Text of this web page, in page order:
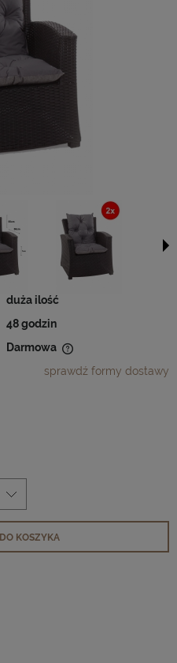
duża ilość
48 godzin
Darmowa
sprawdź formy dostawy
DO KOSZYKA